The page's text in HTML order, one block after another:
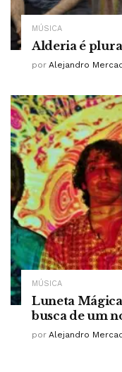
MÚSICA
Alderia é
por Alejandro
MÚSICA
Luneta
busca de um
por Alejandro